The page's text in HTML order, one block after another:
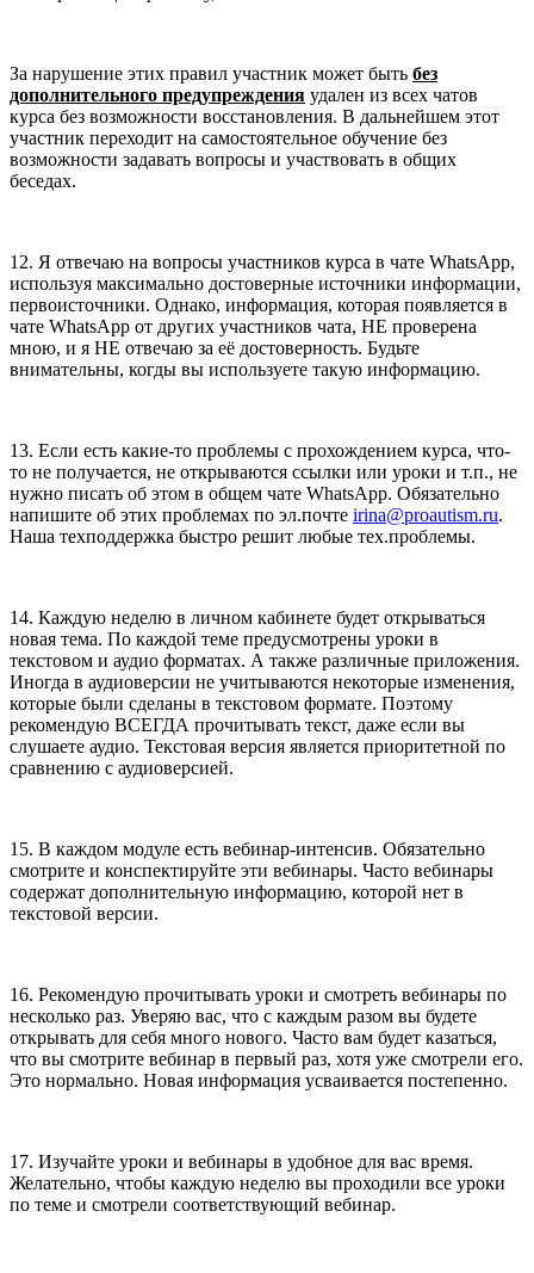
За нарушение этих правил участник может быть без
дополнительного предупреждения удален из всех чатов
курса без возможности восстановления. В дальнейшем этот
участник переходит на самостоятельное обучение без
возможности задавать вопросы и участвовать в общих
беседах.
12. Я отвечаю на вопросы участников курса в чате WhatsApp,
используя максимально достоверные источники информации,
первоисточники. Однако, информация, которая появляется в
чате WhatsApp от других участников чата, НЕ проверена
мною, и я НЕ отвечаю за её достоверность. Будьте
внимательны, когды вы используете такую информацию.
13. Если есть какие-то проблемы с прохождением курса, что-
то не получается, не открываются ссылки или уроки и т.п., не
нужно писать об этом в общем чате WhatsApp. Обязательно
напишите об этих проблемах по эл.почте irina@proautism.ru.
Наша техподдержка быстро решит любые тех.проблемы.
14. Каждую неделю в личном кабинете будет открываться
новая тема. По каждой теме предусмотрены уроки в
текстовом и аудио форматах. А также различные приложения.
Иногда в аудиоверсии не учитываются некоторые изменения,
которые были сделаны в текстовом формате. Поэтому
рекомендую ВСЕГДА прочитывать текст, даже если вы
слушаете аудио. Текстовая версия является приоритетной по
сравнению с аудиоверсией.
15. В каждом модуле есть вебинар-интенсив. Обязательно
смотрите и конспектируйте эти вебинары. Часто вебинары
содержат дополнительную информацию, которой нет в
текстовой версии.
16. Рекомендую прочитывать уроки и смотреть вебинары по
несколько раз. Уверяю вас, что с каждым разом вы будете
открывать для себя много нового. Часто вам будет казаться,
что вы смотрите вебинар в первый раз, хотя уже смотрели его.
Это нормально. Новая информация усваивается постепенно.
17. Изучайте уроки и вебинары в удобное для вас время.
Желательно, чтобы каждую неделю вы проходили все уроки
по теме и смотрели соответствующий вебинар.